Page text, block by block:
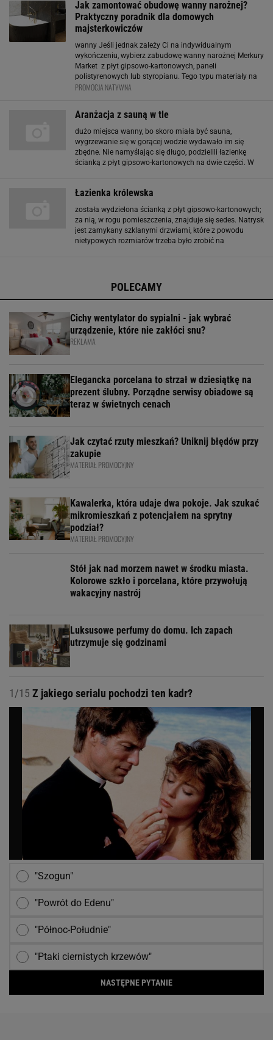
mozaiką na siatce
Jak zamontować obudowę wanny narożnej?
Praktyczny poradnik dla domowych
majsterkowiczów
wanny Jeśli jednak zależy Ci na indywidualnym
wykończeniu, wybierz zabudowę wanny narożnej Merkury
Market z płyt gipsowo-kartonowych, paneli
polistyrenowych lub styropianu. Tego typu materiały na
obudowę wanny pozwalają stworzyć dowolny kształt i
PROMOCJA NATYWNA
Aranżacja z sauną w tle
dużo miejsca wanny, bo skoro miała być sauna,
wygrzewanie się w gorącej wodzie wydawało im się
zbędne. Nie namyślając się długo, podzielili łazienkę
ścianką z płyt gipsowo-kartonowych na dwie części. W
Łazienka królewska
została wydzielona ścianką z płyt gipsowo-kartonowych;
za nią, w rogu pomieszczenia, znajduje się sedes. Natrysk
jest zamykany szklanymi drzwiami, które z powodu
nietypowych rozmiarów trzeba było zrobić na
POLECAMY
Cichy wentylator do sypialni - jak wybrać
urządzenie, które nie zakłóci snu?
REKLAMA
Elegancka porcelana to strzał w dziesiątkę na
prezent ślubny. Porządne serwisy obiadowe są
teraz w świetnych cenach
Jak czytać rzuty mieszkań? Uniknij błędów przy
zakupie
MATERIAŁ PROMOCYJNY
Kawalerka, która udaje dwa pokoje. Jak szukać
mikromieszkań z potencjałem na sprytny
podział?
MATERIAŁ PROMOCYJNY
Stół jak nad morzem nawet w środku miasta.
Kolorowe szkło i porcelana, które przywołują
wakacyjny nastrój
Luksusowe perfumy do domu. Ich zapach
utrzymuje się godzinami
1/15 Z jakiego serialu pochodzi ten kadr?
"Szogun"
"Powrót do Edenu"
"Północ-Południe"
"Ptaki ciernistych krzewów"
NASTĘPNE PYTANIE